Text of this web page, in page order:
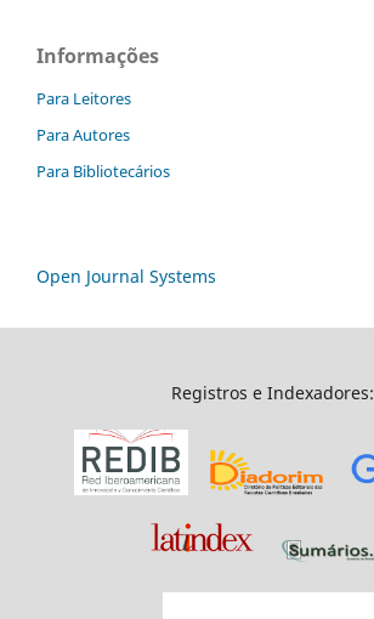
Informações
Para Leitores
Para Autores
Para Bibliotecários
Open Journal Systems
Registros e Indexadores: